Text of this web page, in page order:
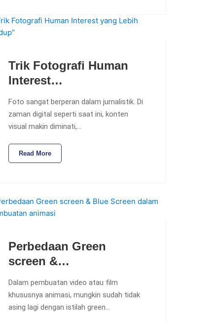
Trik Fotografi Human
Interest…
Foto sangat berperan dalam jurnalistik. Di
zaman digital seperti saat ini, konten
visual makin diminati,…
Read More
Perbedaan Green
screen &…
Dalam pembuatan video atau film
khususnya animasi, mungkin sudah tidak
asing lagi dengan istilah green…